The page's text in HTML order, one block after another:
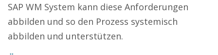
SAP WM System kann diese Anforderungen
abbilden und so den Prozess systemisch
abbilden und unterstützen.